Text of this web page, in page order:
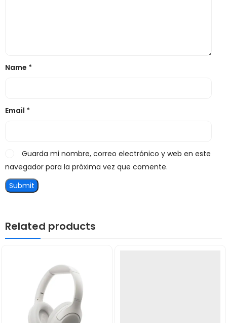
Name *
Email *
Guarda mi nombre, correo electrónico y web en este
navegador para la próxima vez que comente.
Related products